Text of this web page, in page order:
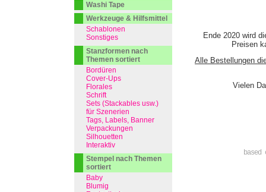
Ende 2020 wird
Preisen
Alle Bestellungen
Vielen
Washi Tape
Werkzeuge & Hilfsmittel
Schablonen
Sonstiges
Stanzformen nach
Themen sortiert
Bordüren
Cover-Ups
Florales
Schrift
Sets (Stackables usw.)
für Szenerien
Tags, Labels, Banner
Verpackungen
Silhouetten
Interaktiv
Stempel nach Themen
sortiert
Baby
Blumig